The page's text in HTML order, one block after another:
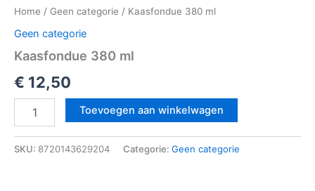
Home / Geen categorie / Kaasfondue 380 ml
Geen categorie
Kaasfondue 380 ml
€ 12,50
Toevoegen aan winkelwagen
SKU: 8720143629204 Categorie: Geen categorie